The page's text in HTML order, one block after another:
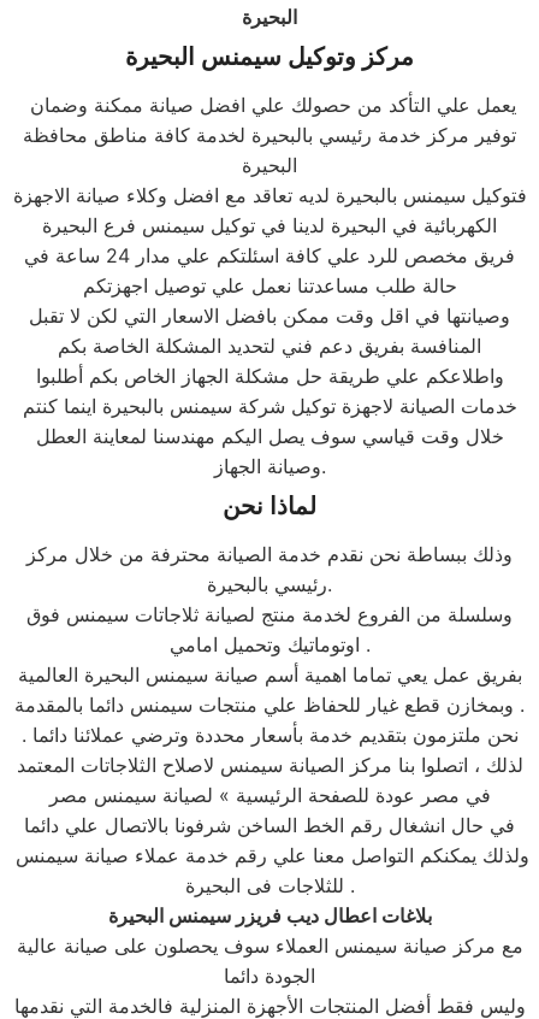
البحيرة
مركز وتوكيل سيمنس البحيرة
توفير مركز خدمة رئيسي بالبحيرة لخدمة كافة مناطق محافظة
البحيرة
فتوكيل سيمنس بالبحيرة لديه تعاقد مع افضل وكلاء صيانة الاجهزة
الكهربائية في البحيرة لدينا في توكيل سيمنس فرع البحيرة
فريق مخصص للرد علي كافة اسئلتكم علي مدار 24 ساعة في
حالة طلب مساعدتنا نعمل علي توصيل اجهزتكم
وصيانتها في اقل وقت ممكن بافضل الاسعار التي لكن لا تقبل
المنافسة بفريق دعم فني لتحديد المشكلة الخاصة بكم
واطلاعكم علي طريقة حل مشكلة الجهاز الخاص بكم أطلبوا
خدمات الصيانة لاجهزة توكيل شركة سيمنس بالبحيرة اينما كنتم
خلال وقت قياسي سوف يصل اليكم مهندسنا لمعاينة العطل
وصيانة الجهاز.
لماذا نحن
وذلك ببساطة نحن نقدم خدمة الصيانة محترفة من خلال مركز
رئيسي بالبحيرة.
وسلسلة من الفروع لخدمة منتج لصيانة ثلاجاتات سيمنس فوق
اوتوماتيك وتحميل امامي .
بفريق عمل يعي تماما اهمية أسم صيانة سيمنس البحيرة العالمية
وبمخازن قطع غيار للحفاظ علي منتجات سيمنس دائما بالمقدمة .
نحن ملتزمون بتقديم خدمة بأسعار محددة وترضي عملائنا دائما .
لذلك ، اتصلوا بنا مركز الصيانة سيمنس لاصلاح الثلاجاتات المعتمد
في مصر عودة للصفحة الرئيسية » لصيانة سيمنس مصر
في حال انشغال رقم الخط الساخن شرفونا بالاتصال علي دائما
ولذلك يمكنكم التواصل معنا علي رقم خدمة عملاء صيانة سيمنس
للثلاجات فى البحيرة .
بلاغات اعطال ديب فريزر سيمنس البحيرة
مع مركز صيانة سيمنس العملاء سوف يحصلون على صيانة عالية
الجودة دائما
وليس فقط أفضل المنتجات الأجهزة المنزلية فالخدمة التي نقدمها